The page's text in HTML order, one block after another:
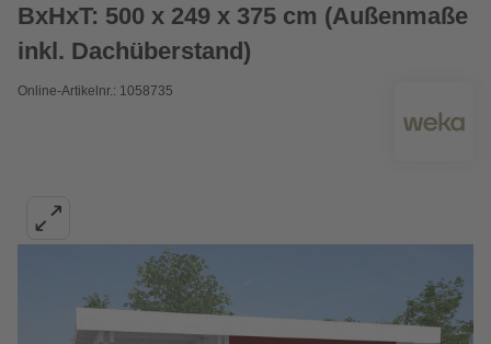
BxHxT: 500 x 249 x 375 cm (Außenmaße
inkl. Dachüberstand)
Online-Artikelnr.: 1058735